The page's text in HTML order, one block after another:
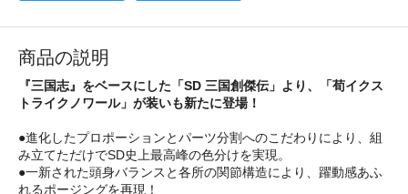
商品の説明
『三国志』をベースにした「SD 三国創傑伝」より、「荀イクス
トライクノワール」が装いも新たに登場！
●進化したプロポーションとパーツ分割へのこだわりにより、組
み立てただけでSD史上最高峰の色分けを実現。
●一新された頭身バランスと各所の関節構造により、躍動感あふ
れるポージングを再現！